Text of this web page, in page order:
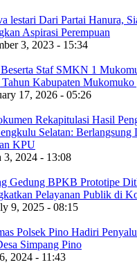
lestari Dari Partai Hanura,
Aspirasi Perempuan
3, 2023 - 15:34
Staf SMKN 1
Tahun Kabupaten
17, 2026 - 05:26
Rekapitulasi Hasil
Selatan: Berlangsung
KPU
3, 2024 - 13:08
Gedung BPKB Prototipe
Pelayanan Publik di
9, 2025 - 08:15
Polsek Pino Hadiri
Simpang Pino
2024 - 11:43